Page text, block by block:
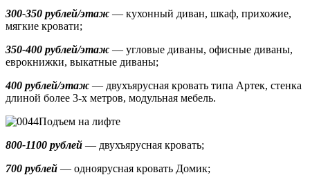
300-350 рублей/этаж — кухонный диван, шкаф, прихожие,
мягкие кровати;
350-400 рублей/этаж — угловые диваны, офисные диваны,
еврокнижки, выкатные диваны;
400 рублей/этаж — двухъярусная кровать типа Артек, стенка
длиной более 3-х метров, модульная мебель.
Подъем на лифте
800-1100 рублей — двухъярусная кровать;
700 рублей — одноярусная кровать Домик;